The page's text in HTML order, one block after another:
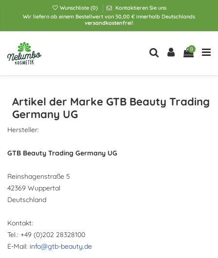
Wir liefern ab einem Bestellwert von 50,00 € innerhalb Deutschlands
versandkostenfrei!
Wunschliste (0) Kontaktieren Sie uns
0
Artikel der Marke GTB Beauty Trading
Germany UG
Hersteller:
GTB Beauty Trading Germany UG
Reinshagenstraße 5
42369 Wuppertal
Deutschland
Kontakt:
Tel.: +49 (0)202 28328100
E-Mail: info@gtb-beauty.de